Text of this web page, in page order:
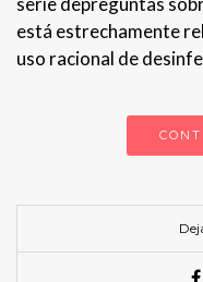
está estrechamente
uso racional de